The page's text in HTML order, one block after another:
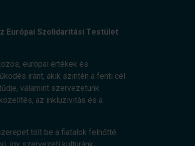
Európai Szolidaritási Testület
európai értékek és
iránt, akik szintén a fenti cél
valamint szervezetünk
az inkluzivitás és a
tölt be a fiatalok felnőtté